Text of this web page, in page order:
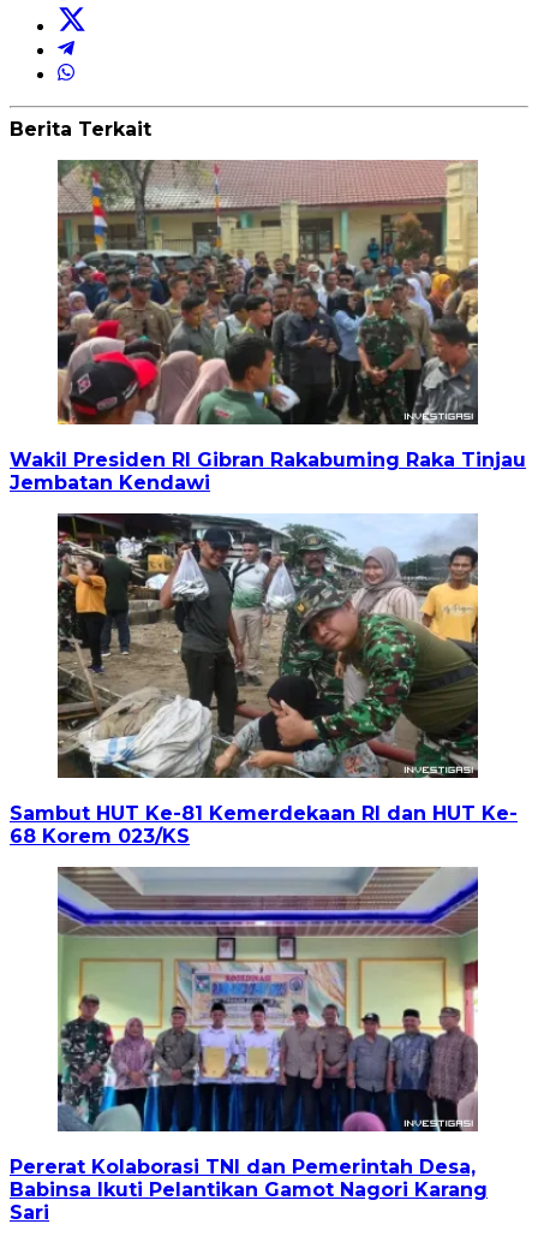
Berita Terkait
Wakil Presiden RI Gibran Rakabuming Raka Tinjau
Jembatan Kendawi
Sambut HUT Ke-81 Kemerdekaan RI dan HUT Ke-
68 Korem 023/KS
Pererat Kolaborasi TNI dan Pemerintah Desa,
Babinsa Ikuti Pelantikan Gamot Nagori Karang
Sari